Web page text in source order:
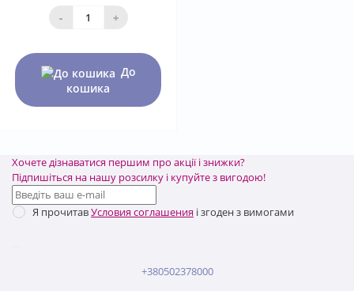
- +
До
кошика
Хочете дізнаватися першим про акції і знижки?
Підпишіться на нашу розсилку і купуйте з вигодою!
Я прочитавУсловия соглашения і згоден з вимогами
+380502378000